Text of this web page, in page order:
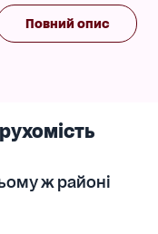
300у.о +
- оплата за
Повний опис
ж районі